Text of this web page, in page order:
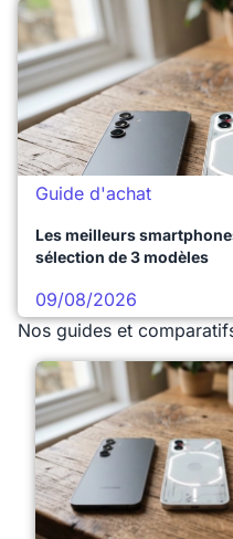
Guide d'achat
Les meilleurs
sélection de 3 modèles
09/08/2026
Nos guides et